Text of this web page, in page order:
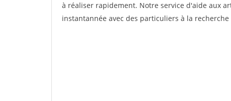
à réaliser rapidement. Notre service d'aide aux
instantannée avec des particuliers à la